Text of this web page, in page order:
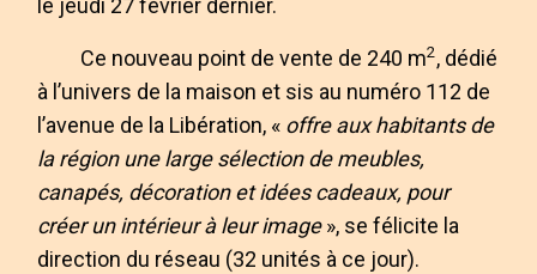
le jeudi 27 février dernier.
Ce nouveau point de vente de 240 m2, dédié
à l’univers de la maison et sis au numéro 112 de
l’avenue de la Libération, « offre aux habitants de
la région une large sélection de meubles,
canapés, décoration et idées cadeaux, pour
créer un intérieur à leur image», se félicite la
direction du réseau (32 unités à ce jour).